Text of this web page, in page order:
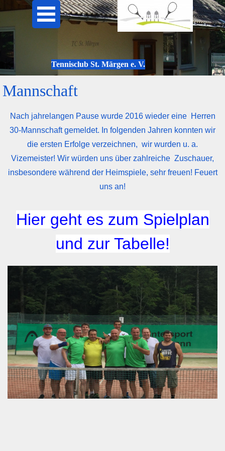
Tennisclub St. Märgen e. V.
Mannschaft
Nach jahrelangen Pause wurde 2016 wieder eine Herren
30-Mannschaft gemeldet. In folgenden Jahren konnten wir
die ersten Erfolge verzeichnen, wir wurden u. a.
Vizemeister! Wir würden uns über zahlreiche Zuschauer,
insbesondere während der Heimspiele, sehr freuen! Feuert
uns an!
Hier geht es zum Spielplan
und zur Tabelle!